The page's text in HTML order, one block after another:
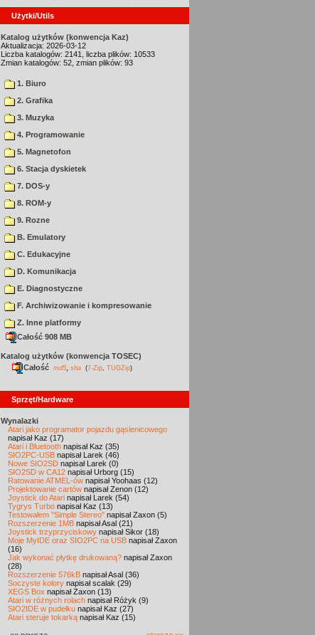
Użytki/Utils
Katalog użytków (konwencja Kaz)
Aktualizacja: 2026-03-12
Liczba katalogów: 2141, liczba plików: 10533
Zmian katalogów: 52, zmian plików: 93
1. Biuro
2. Grafika
3. Muzyka
4. Programowanie
5. Magnetofon
6. Stacja dyskietek
7. DOS-y
8. ROM-y
9. Rozne
B. Emulatory
C. Edukacyjne
D. Komunikacja
E. Diagnostyczne
F. Archiwizowanie i kompresowanie
Z. Inne platformy
Całość 908 MB
Katalog użytków (konwencja TOSEC)
Całość md5 sha (7-Zip TUGZip)
Sprzęt/Hardware
Wynalazki
Atari jako programator pojazdu gąsienicowego
napisał Kaz (17)
Atari i Bluetooth napisał Kaz (35)
SIO2PC-USB napisał Larek (46)
Nowe SIO2SD napisał Larek (0)
SIO2SD w CA12 napisał Urborg (15)
Ratowanie ATMEL-ów napisał Yoohaas (12)
Projektowanie cartów napisał Zenon (12)
Joystick do Atari napisał Larek (54)
Tygrys Turbo napisał Kaz (13)
Testowałem "Simple Stereo" napisał Zaxon (5)
Rozszerzenie 1MB napisał Asal (21)
Joystick trzyprzyciskowy napisał Sikor (18)
Moje MyIDE oraz SIO2PC na USB napisał Zaxon
(16)
Jak wykonać płytkę drukowaną? napisał Zaxon
(28)
Rozszerzenie 576kB napisał Asal (36)
Soczyste kolory napisał scalak (29)
XEGS Box napisał Zaxon (13)
Atari w różnych rolach napisał Różyk (9)
SIO2IDE w pudełku napisał Kaz (27)
Atari steruje tokarką napisał Kaz (15)